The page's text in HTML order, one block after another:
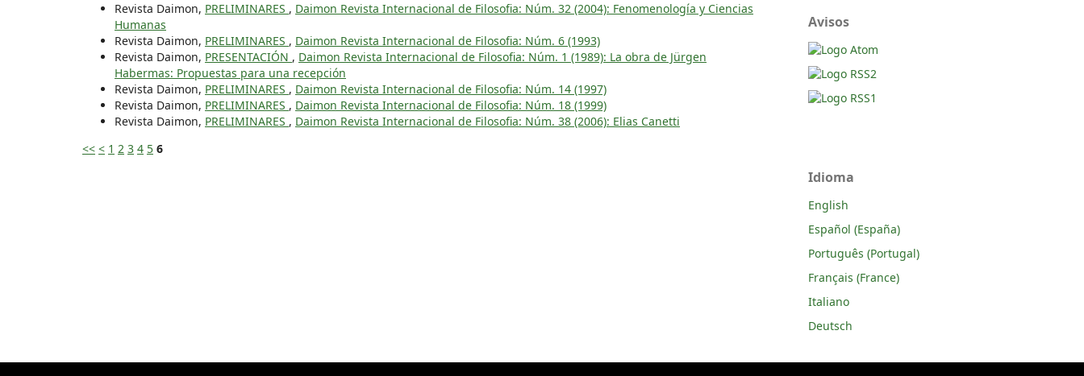
Revista Daimon, PRELIMINARES , Daimon Revista Internacional de Filosofia: Núm. 32 (2004): Fenomenología y Ciencias
Humanas
Revista Daimon, PRELIMINARES , Daimon Revista Internacional de Filosofia: Núm. 6 (1993)
Revista Daimon, PRESENTACIÓN , Daimon Revista Internacional de Filosofia: Núm. 1 (1989): La obra de Jürgen
Habermas: Propuestas para una recepción
Revista Daimon, PRELIMINARES , Daimon Revista Internacional de Filosofia: Núm. 14 (1997)
Revista Daimon, PRELIMINARES , Daimon Revista Internacional de Filosofia: Núm. 18 (1999)
Revista Daimon, PRELIMINARES , Daimon Revista Internacional de Filosofia: Núm. 38 (2006): Elias Canetti
<< < 1 2 3 4 5 6
Avisos
Idioma
English
Español (España)
Português (Portugal)
Français (France)
Italiano
Deutsch